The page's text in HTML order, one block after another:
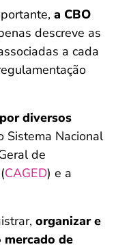
a CBO
descreve as
a cada
diversos
Sistema Nacional
de
CAGED) e a
organizar e
de